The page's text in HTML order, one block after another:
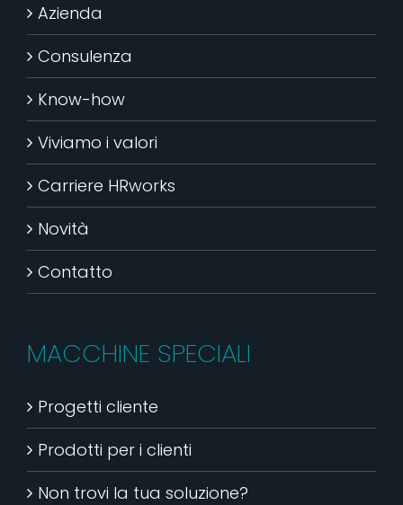
Azienda
Consulenza
Know-how
Viviamo i valori
Carriere HRworks
Novità
Contatto
MACCHINE SPECIALI
Progetti cliente
Prodotti per i clienti
Non trovi la tua soluzione?